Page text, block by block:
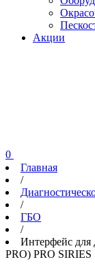
Акции
0
Главная
/
/
ГБО
/
Интерфейс
PRO) PRO SIRIES